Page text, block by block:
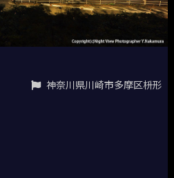
神奈川県川崎市多摩区枡形